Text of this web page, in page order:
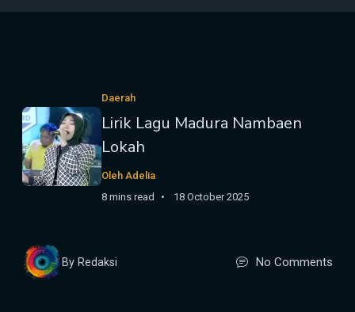
Daerah
Lirik Lagu Madura Nambaen
Lokah
Oleh Adelia
8 mins read
18 October 2025
By Redaksi No Comments